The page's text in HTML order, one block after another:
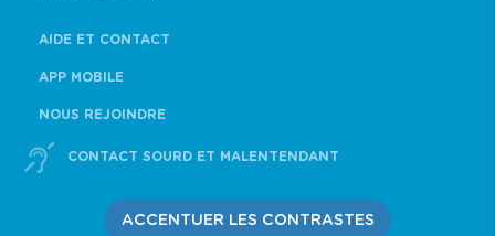
AIDE ET CONTACT
APP MOBILE
NOUS REJOINDRE
CONTACT SOURD ET MALENTENDANT
ACCENTUER LES CONTRASTES